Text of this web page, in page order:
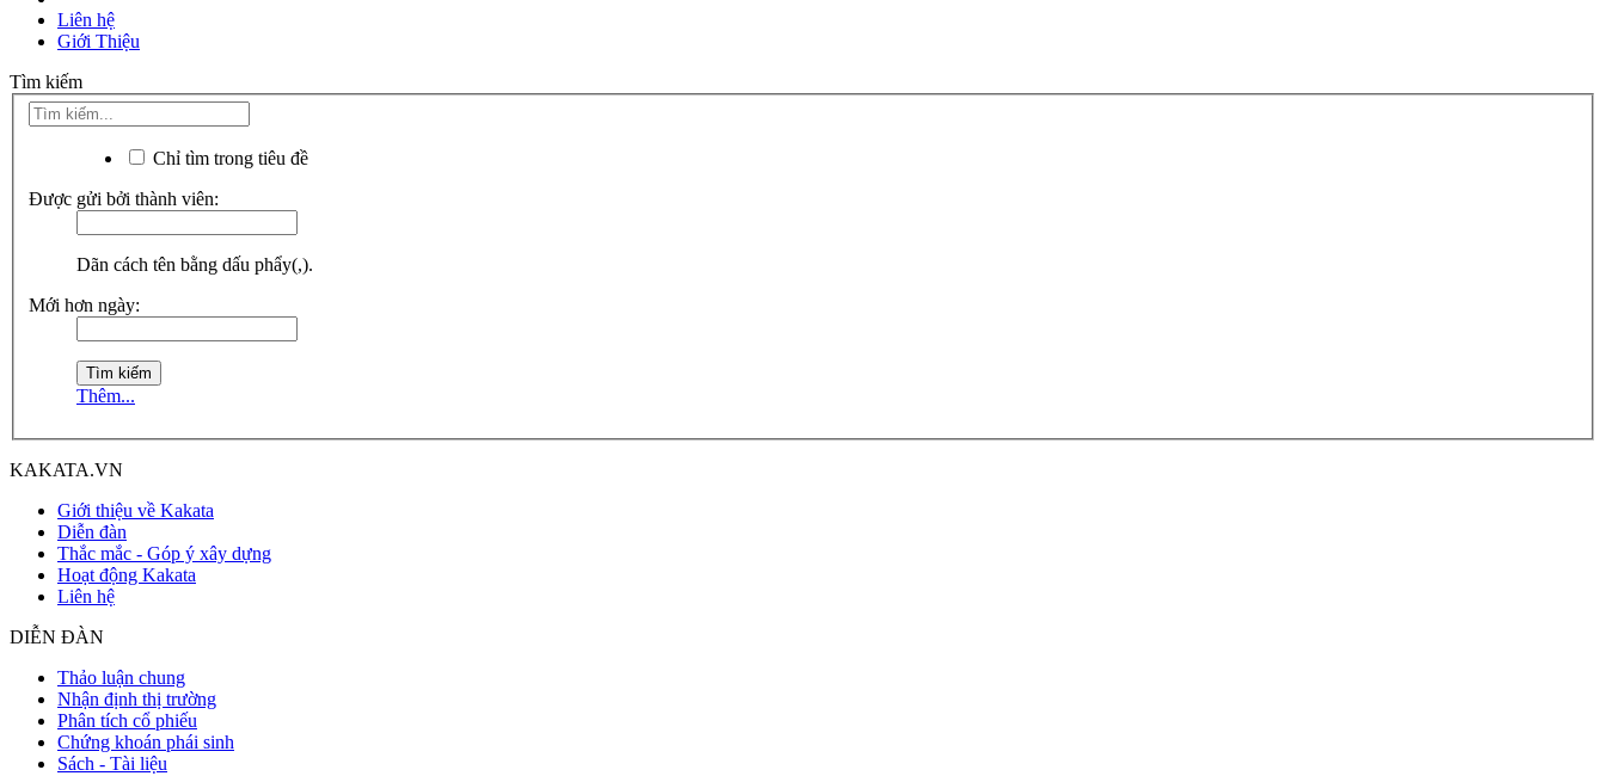
Liên hệ
Giới Thiệu
Tìm kiếm
Chỉ tìm trong tiêu đề
Được gửi bởi thành viên:
Dãn cách tên bằng dấu phẩy(,).
Mới hơn ngày:
Thêm...
KAKATA.VN
Giới thiệu về Kakata
Diễn đàn
Thắc mắc - Góp ý xây dựng
Hoạt động Kakata
Liên hệ
DIỄN ĐÀN
Thảo luận chung
Nhận định thị trường
Phân tích cổ phiếu
Chứng khoán phái sinh
Sách - Tài liệu